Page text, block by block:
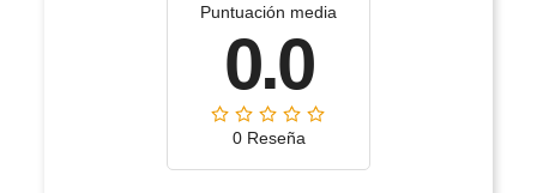
Puntuación media
0.0
0 Reseña